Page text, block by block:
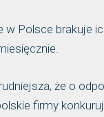
w Polsce brakuje
że o
firmy